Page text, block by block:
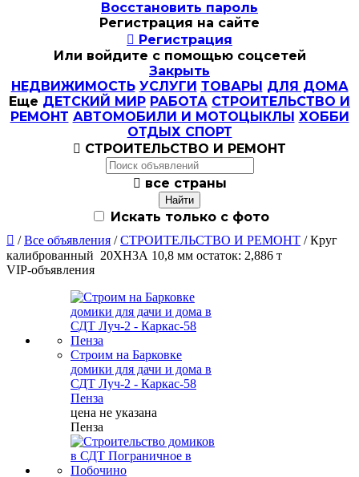
Восстановить пароль
Регистрация на сайте
 Регистрация
Или войдите с помощью соцсетей
Закрыть
НЕДВИЖИМОСТЬ УСЛУГИ ТОВАРЫ ДЛЯ ДОМА
Еще ДЕТСКИЙ МИР РАБОТА СТРОИТЕЛЬСТВО И
РЕМОНТ АВТОМОБИЛИ И МОТОЦЫКЛЫ ХОББИ
ОТДЫХ СПОРТ
 СТРОИТЕЛЬСТВО И РЕМОНТ
 все страны
Искать только с фото
 /Все объявления /СТРОИТЕЛЬСТВО И РЕМОНТ / Круг
калиброванный 20ХН3А 10,8 мм остаток: 2,886 т
VIP-объявления
Строим на Барковке
домики для дачи и дома в
СДТ Луч-2 - Каркас-58
Пенза
цена не указана
Пенза